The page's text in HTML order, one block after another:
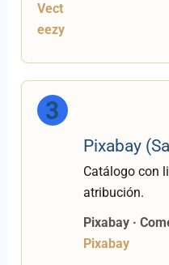
Vect
eezy
3
Pixabay
Catálogo con
atribución.
Pixabay ·
Pixabay